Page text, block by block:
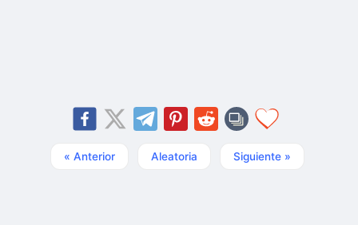
« Anterior Aleatoria Siguiente »